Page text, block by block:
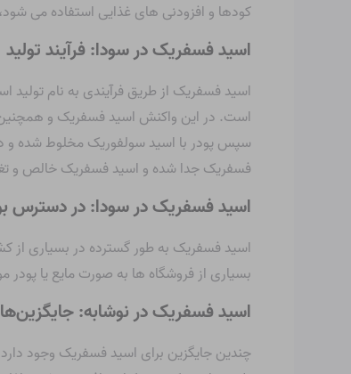
کودها و افزودنی های غذایی استفاده می
اسید فسفریک در سودا: فرآیند تولید
اسید فسفریک از طریق فرآیندی به نام
است. در این واکنش اسید فسفریک و همچنین
سپس پودر با اسید سولفوریک مخلوط شده و
فسفریک جدا شده و اسید فسفریک خالص و
اسید فسفریک در سودا: در دسترس
اسید فسفریک به طور گسترده در بسیاری از
بسیاری از فروشگاه ها به صورت مایع یا
اسید فسفریک در نوشابه: جایگزین‌ها
چندین جایگزین برای اسید فسفریک وجود